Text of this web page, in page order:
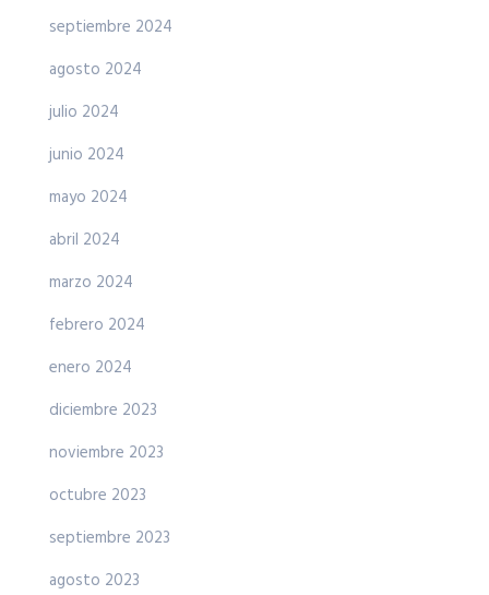
septiembre 2024
agosto 2024
julio 2024
junio 2024
mayo 2024
abril 2024
marzo 2024
febrero 2024
enero 2024
diciembre 2023
noviembre 2023
octubre 2023
septiembre 2023
agosto 2023